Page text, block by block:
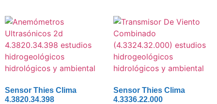
Sensor Thies Clima
4.3820.34.398
Sensor Thies Clima
4.3336.22.000